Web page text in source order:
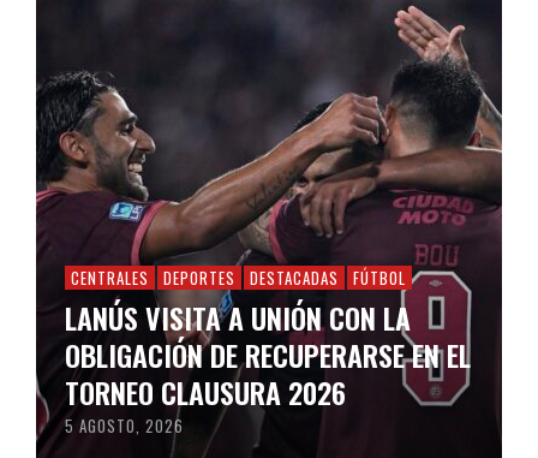
CENTRALES DEPORTES DESTACADAS FÚTBOL
LANÚS VISITA A UNIÓN CON LA
OBLIGACIÓN DE RECUPERARSE EN EL
TORNEO CLAUSURA 2026
5 AGOSTO, 2026